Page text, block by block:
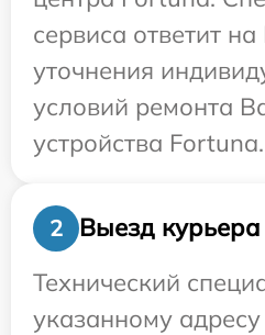
сервиса ответит
уточнения
условий ремонта
устройства Fortuna.
2
Выезд
Технический
указанному